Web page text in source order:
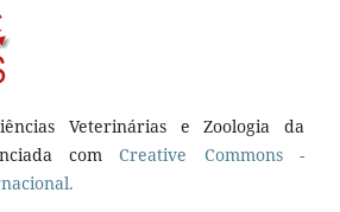
Veterinárias e Zoologia da
comCreative Commons -